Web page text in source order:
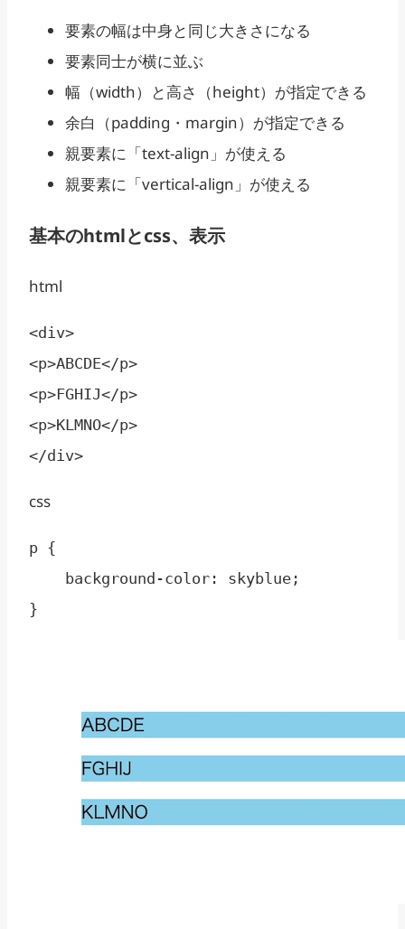
要素の幅は中身と同じ大きさになる
要素同士が横に並ぶ
幅（width）と高さ（height）が指定できる
余白（padding・margin）が指定できる
親要素に「text-align」が使える
親要素に「vertical-align」が使える
基本のhtmlとcss、表示
html
<div>
<p>ABCDE</p>
<p>FGHIJ</p>
<p>KLMNO</p>
css
p {
    background-color: skyblue;
}